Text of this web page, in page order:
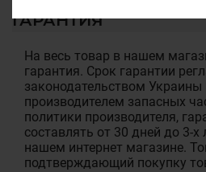
ГАРАНТИЯ
На весь товар в нашем
гарантия. Срок гарантии
законодательством Украины
производителем запасных
политики производителя,
составлять от 30 дней до 3-
нашем интернет магазине.
подтверждающий покупку